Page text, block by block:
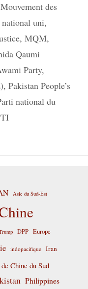
Mouvement des
uni,
, MQM,
Qaumi
Party,
, Pakistan People’s
national du
Asie du Sud-Est
DPP Europe
indopacifique Iran
Chine du Sud
Philippines